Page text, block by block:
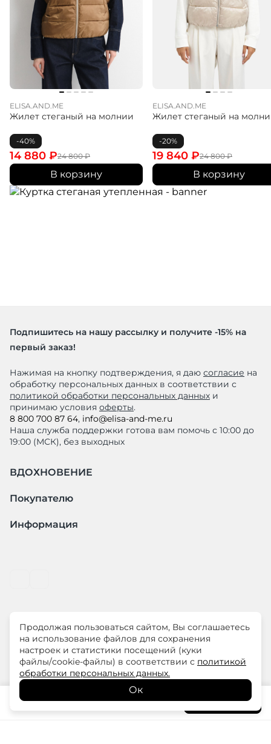
29 500₽
25 075₽ В корзину
ELISA.AND.ME
Жилет стеганый на молнии
-40%
24 800₽
14 880 ₽
В корзину
ELISA.AND.ME
Жилет стеганый на
-20%
24 800₽
19 840 ₽
В корзину
Подпишитесь на нашу рассылку и получите -15% на
первый заказ!
Нажимая на кнопку подтверждения, я даю согласие на
обработку персональных данных в соответствии с
политикой обработки персональных данных и
принимаю условия оферты.
8 800 700 87 64, info@elisa-and-me.ru
Наша служба поддержки готова вам помочь с 10:00 до
19:00 (МСК), без выходных
ВДОХНОВЕНИЕ
Покупателю
Информация
© ООО "ЛиМ Холдинг" 2026
ELISA.AND.ME – элегантная премиум одежда для
современных женщин
Продолжая пользоваться сайтом, Вы соглашаетесь
на использование файлов для сохранения
настроек и статистики посещений (куки
файлы/cookie-файлы) в соответствии с политикой
обработки персональных данных.
Ок